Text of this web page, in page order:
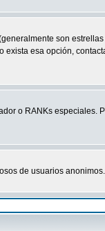
son
esa opción,
o RANKs especiales.
de usuarios anonimos.